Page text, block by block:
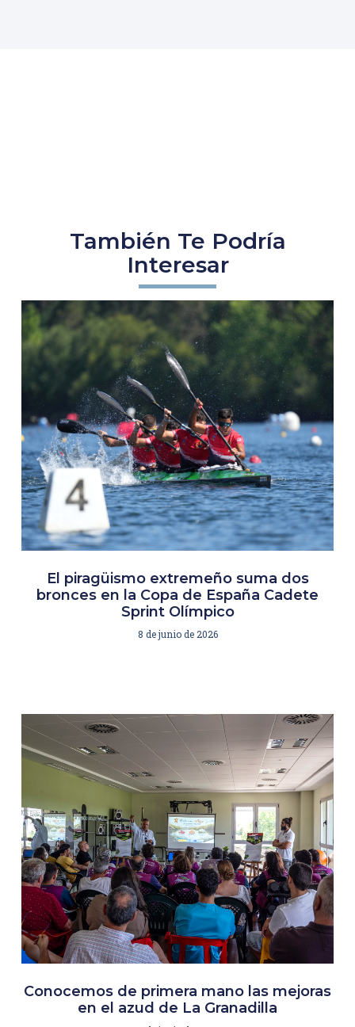
También Te Podría
Interesar
El piragüismo extremeño suma dos
bronces en la Copa de España Cadete
Sprint Olímpico
8 de junio de 2026
Conocemos de primera mano las mejoras
en el azud de La Granadilla